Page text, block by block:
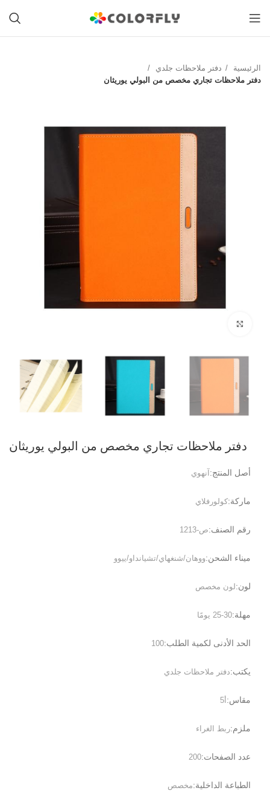
الرئيسية
دفتر ملاحظات جلدي
دفتر ملاحظات تجاري مخصص من البولي يوريثان
دفتر ملاحظات تجاري مخصص من البولي يوريثان
أصل المنتج: آنهوي
ماركة:كولورفلاي
رقم الصنف:ص-1213
ميناء الشحن:ووهان/شنغهاي/تشيانداو/ييوو
لون:لون مخصص
مهلة:25-30 يومًا
الحد الأدنى لكمية الطلب:100
يكتب:دفتر ملاحظات جلدي
مقاس:
ملزم:ربط الغراء
عدد الصفحات:200
الطباعة الداخلية:مخصص